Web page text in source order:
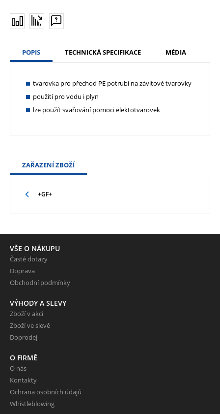
POPIS TECHNICKÁ SPECIFIKACE MÉDIA
tvarovka pro přechod PE potrubí na závitové tvarovky
použití pro vodu i plyn
lze použít svařování pomoci elektotvarovek
ZAŘAZENÍ ZBOŽÍ
+GF+
VŠE O NÁKUPU
Časté dotazy
Doprava
Obchodní podmínky
VÝHODY A SLEVY
Zboží v akci
Zboží ve slevě
Doprodej
O FIRMĚ
O nás
Kontakty
Ochrana osobních údajů
Whistleblowing